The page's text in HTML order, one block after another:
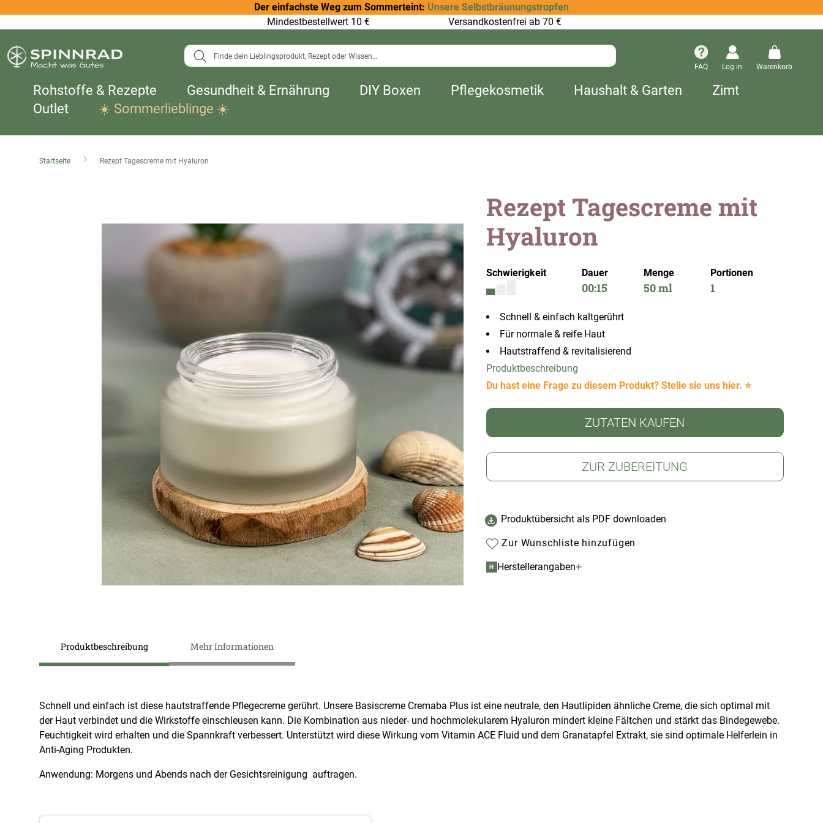
Der einfachste Weg zum Sommerteint: Unsere Selbstbräunungstropfen
Mindestbestellwert 10 €
Versandkostenfrei ab 70 €
Suche FAQ Log in Warenkorb
Rohstoffe & Rezepte Gesundheit & Ernährung DIY Boxen Pflegekosmetik Haushalt & Garten
Zimt
Outlet
☀️ Sommerlieblinge ☀️
Startseite Rezept Tagescreme mit Hyaluron
Bildergalerie
Rezept Tagescreme mit
Hyaluron
Schwierigkeit Dauer
00:15
Menge
50 ml
Portionen
1
Schnell & einfach kaltgerührt
Für normale & reife Haut
Hautstraffend & revitalisierend
Produktbeschreibung
Du hast eine Frage zu diesem Produkt? Stelle sie uns hier. ⭐
ZUTATEN KAUFEN
ZUR ZUBEREITUNG
Produktübersicht als PDF downloaden
Zur Wunschliste hinzufügen
H Herstellerangaben+
Produktbeschreibung
Schnell und einfach ist diese hautstraffende Pflegecreme gerührt. Unsere Basiscreme Cremaba Plus ist eine neutrale, den Hautlipiden ähnliche Creme, die sich optimal mit
der Haut verbindet und die Wirkstoffe einschleusen kann. Die Kombination aus nieder- und hochmolekularem Hyaluron mindert kleine Fältchen und stärkt das Bindegewebe.
Feuchtigkeit wird erhalten und die Spannkraft verbessert. Unterstützt wird diese Wirkung vom Vitamin ACE Fluid und dem Granatapfel Extrakt, sie sind optimale Helferlein in
Anti-Aging Produkten.
Anwendung: Morgens und Abends nach der Gesichtsreinigung auftragen.
Mehr Informationen